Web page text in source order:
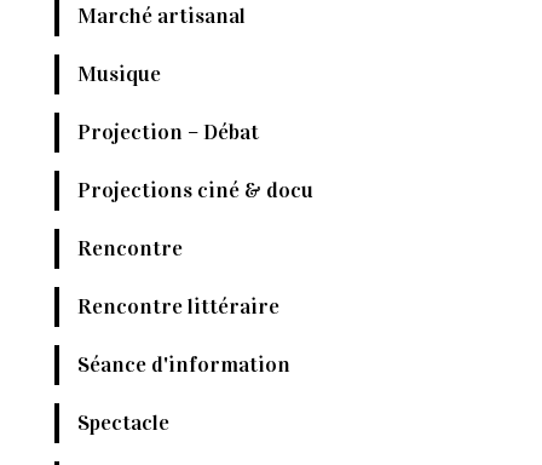
Marché artisanal
Musique
Projection – Débat
Projections ciné & docu
Rencontre
Rencontre littéraire
Séance d'information
Spectacle